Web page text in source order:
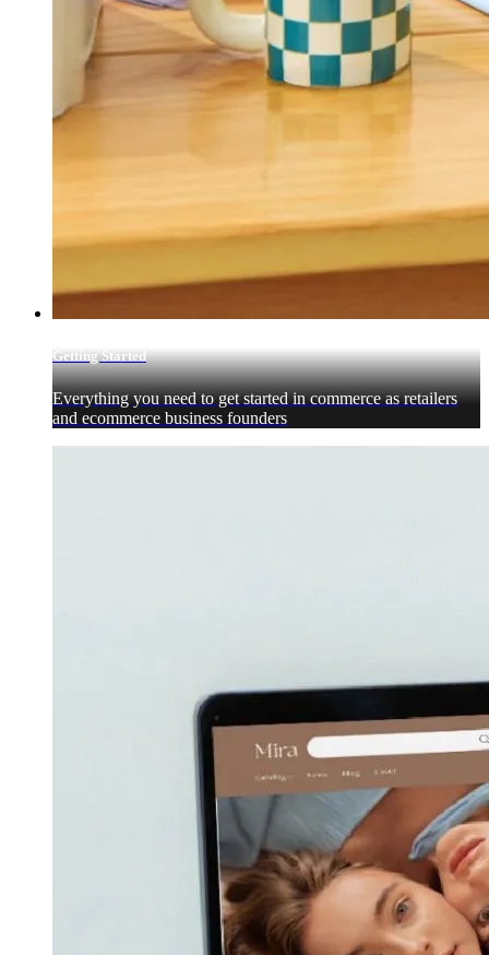
Getting Started
Everything you need to get started in commerce as retailers
and ecommerce business founders